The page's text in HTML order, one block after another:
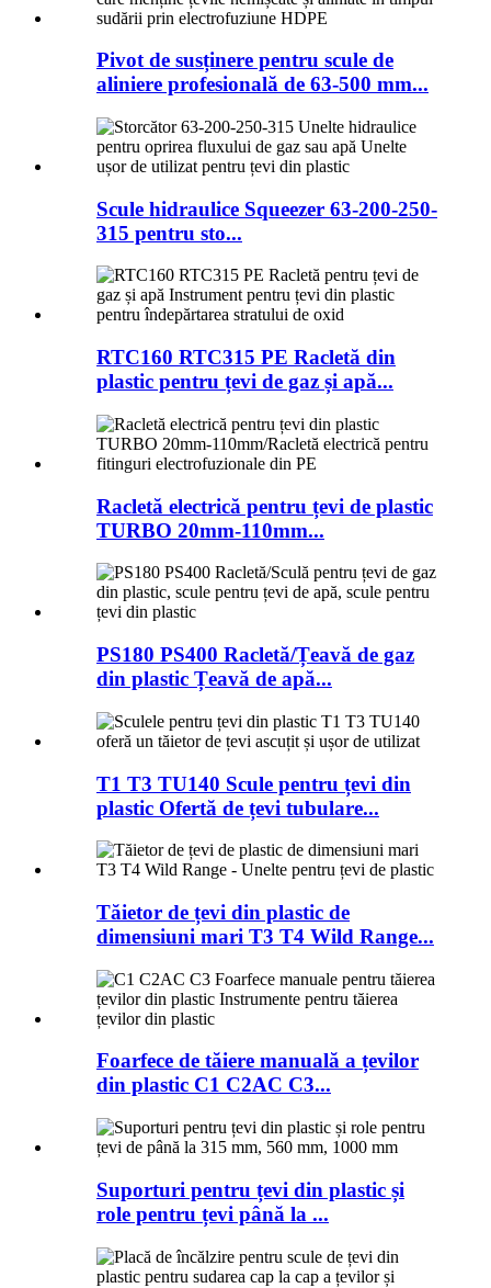
Pivot de susținere pentru scule de
aliniere profesională de 63-500 mm...
Scule hidraulice Squeezer 63-200-250-
315 pentru sto...
RTC160 RTC315 PE Racletă din
plastic pentru țevi de gaz și apă...
Racletă electrică pentru țevi de plastic
TURBO 20mm-110mm...
PS180 PS400 Racletă/Țeavă de gaz
din plastic Țeavă de apă...
T1 T3 TU140 Scule pentru țevi din
plastic Ofertă de țevi tubulare...
Tăietor de țevi din plastic de
dimensiuni mari T3 T4 Wild Range...
Foarfece de tăiere manuală a țevilor
din plastic C1 C2AC C3...
Suporturi pentru țevi din plastic și
role pentru țevi până la ...